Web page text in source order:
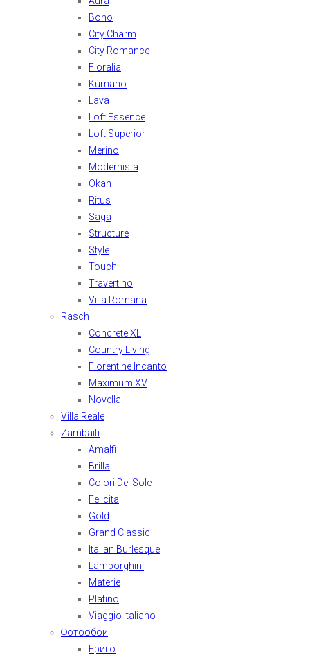
Boho
City Charm
City Romance
Floralia
Kumano
Lava
Loft Essence
Loft Superior
Merino
Modernista
Okan
Ritus
Saga
Structure
Style
Touch
Travertino
Villa Romana
Rasch
Concrete XL
Country Living
Florentine Incanto
Maximum XV
Novella
Villa Reale
Zambaiti
Amalfi
Brilla
Colori Del Sole
Felicita
Gold
Grand Classic
Italian Burlesque
Lamborghini
Materie
Platino
Viaggio Italiano
Фотообои
Ериго